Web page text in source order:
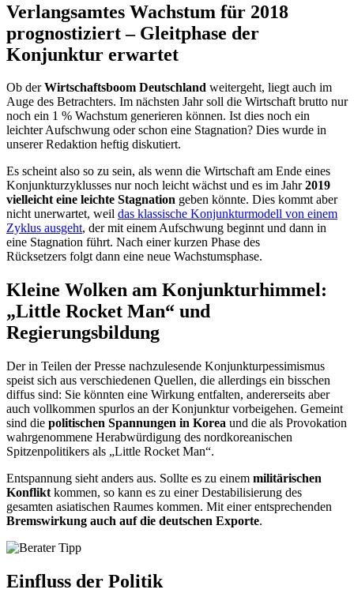
Verlangsamtes Wachstum für 2018
prognostiziert – Gleitphase der
Konjunktur erwartet
Ob derWirtschaftsboom Deutschland weitergeht, liegt auch im
Auge des Betrachters. Im nächsten Jahr soll die Wirtschaft brutto nur
noch ein 1 % Wachstum generieren können. Ist dies noch ein
leichter Aufschwung oder schon eine Stagnation? Dies wurde in
unserer Redaktion heftig diskutiert.
Es scheint also so zu sein, als wenn die Wirtschaft am Ende eines
Konjunkturzyklusses nur noch leicht wächst und es im Jahr2019
vielleicht eine leichte Stagnation geben könnte. Dies kommt aber
nicht unerwartet, weil das klassische Konjunkturmodell von einem
Zyklus ausgeht, der mit einem Aufschwung beginnt und dann in
eine Stagnation führt. Nach einer kurzen Phase des
Rücksetzers folgt dann eine neue Wachstumsphase.
Kleine Wolken am Konjunkturhimmel:
„Little Rocket Man“ und
Regierungsbildung
Der in Teilen der Presse nachzulesende Konjunkturpessimismus
speist sich aus verschiedenen Quellen, die allerdings ein bisschen
diffus sind: Sie könnten eine Wirkung entfalten, andererseits aber
auch vollkommen spurlos an der Konjunktur vorbeigehen. Gemeint
sind die politischen Spannungen in Korea und die als Provokation
wahrgenommene Herabwürdigung des nordkoreanischen
Spitzenpolitikers als „Little Rocket Man“.
Entspannung sieht anders aus. Sollte es zu einem militärischen
Konflikt kommen, so kann es zu einer Destabilisierung des
gesamten asiatischen Raumes kommen. Mit einer entsprechenden
Bremswirkung auch auf die deutschen Exporte.
Einfluss der Politik